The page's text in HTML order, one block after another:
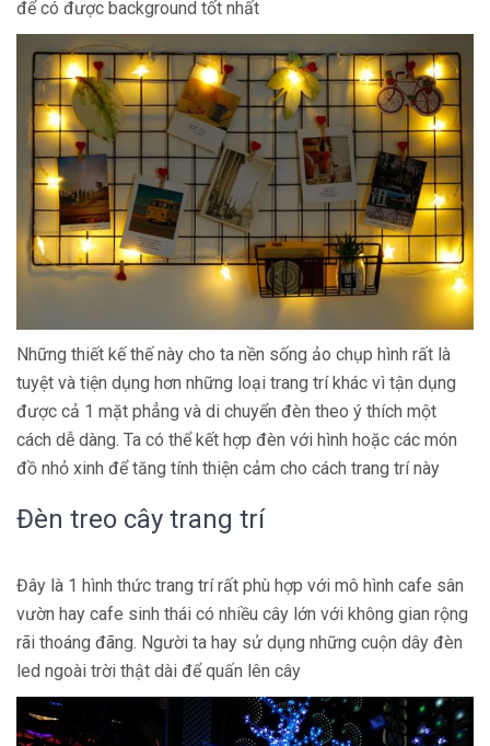
để có được background tốt nhất
Những thiết kế thế này cho ta nền sống ảo chụp hình rất là
tuyệt và tiện dụng hơn những loại trang trí khác vì tận dụng
được cả 1 mặt phẳng và di chuyển đèn theo ý thích một
cách dễ dàng. Ta có thể kết hợp đèn với hình hoặc các món
đồ nhỏ xinh để tăng tính thiện cảm cho cách trang trí này
Đèn treo cây trang trí
Đây là 1 hình thức trang trí rất phù hợp với mô hình cafe sân
vườn hay cafe sinh thái có nhiều cây lớn với không gian rộng
rãi thoáng đãng. Người ta hay sử dụng những cuộn dây đèn
led ngoài trời thật dài để quấn lên cây